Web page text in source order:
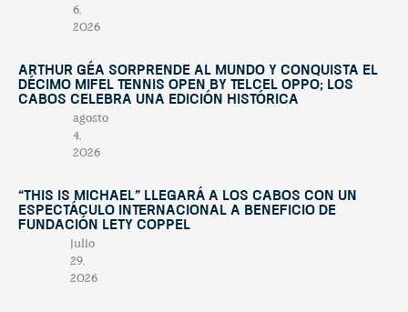
6,
2026
Arthur Géa sorprende al mundo y conquista el
décimo Mifel Tennis Open by Telcel OPPO; Los
Cabos celebra una edición histórica
agosto
4,
2026
“This Is Michael” llegará a Los Cabos con un
espectáculo internacional a beneficio de
Fundación Lety Coppel
julio
29,
2026